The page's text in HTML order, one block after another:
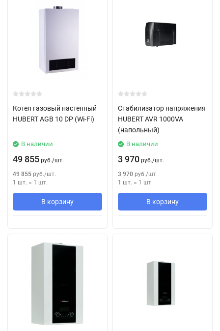
Котел газовый настенный
HUBERT AGB 10 DP (Wi-Fi)
В наличии
49 855 руб./шт.
49 855 руб./шт.
1 шт. = 1 шт.
В корзину
Стабилизатор напряжения
HUBERT AVR 1000VA
(напольный)
В наличии
3 970 руб./шт.
3 970 руб./шт.
1 шт. = 1 шт.
В корзину